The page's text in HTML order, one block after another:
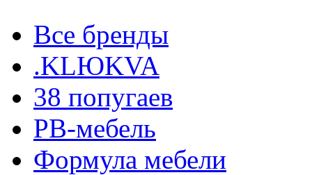
Все бренды
.KLЮKVA
38 попугаев
РВ-мебель
Формула мебели